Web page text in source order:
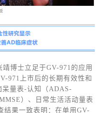
博士立足于GV-971的应用
971上市后的长期有效性和
呆量表-认知（ADAS-
）、日常生活活动量表
结果一致表明：在单用GV-